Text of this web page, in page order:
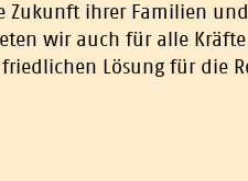
ihrer Familien
wir auch für alle
Lösung für die